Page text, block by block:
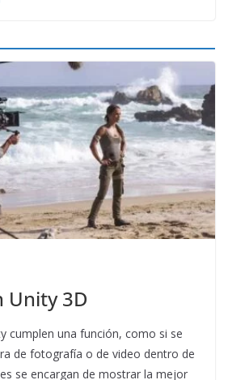
Unity 3D
cumplen una función, como si se
de fotografía o de video dentro de
se encargan de mostrar la mejor